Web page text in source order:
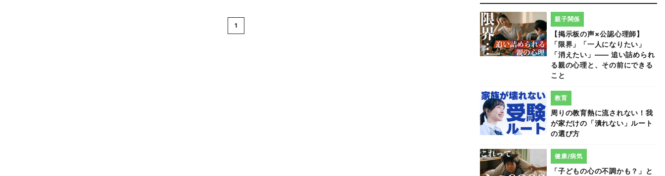
1
【掲示板の声×公認心理師】
「限界」「一人になりたい」
「消えたい」―― 追い詰められ
る親の心理と、その前にできる
こと
親子関係
周りの教育熱に流されない！我
が家だけの「潰れない」ルート
の選び方
教育
「子どもの心の不調かも？」と
健康/病気